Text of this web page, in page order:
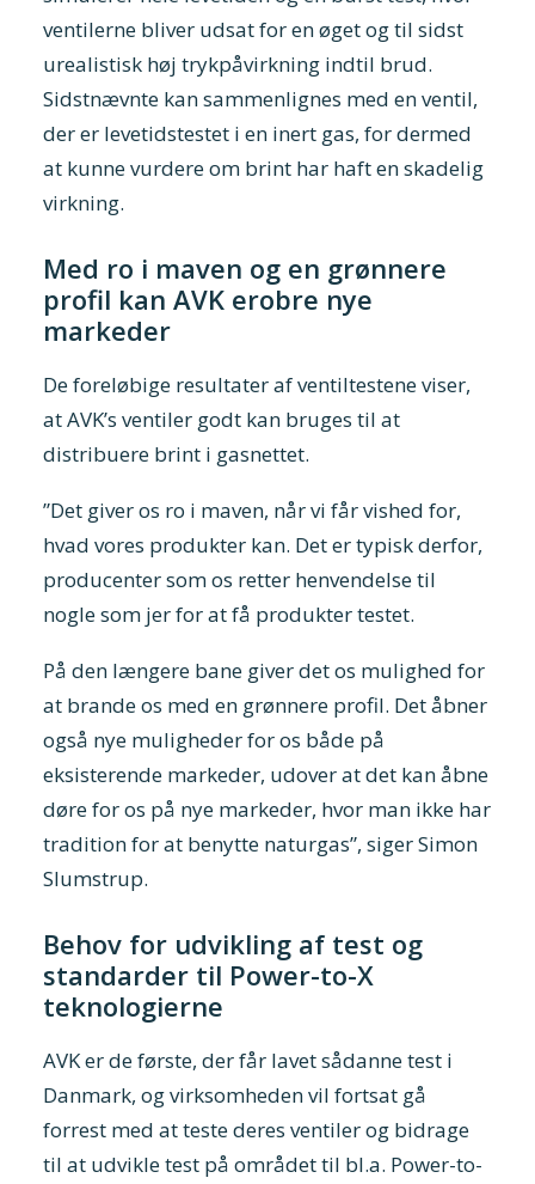
ventilerne bliver udsat for en øget og til sidst
urealistisk høj trykpåvirkning indtil brud.
Sidstnævnte kan sammenlignes med en ventil,
der er levetidstestet i en inert gas, for dermed
at kunne vurdere om brint har haft en skadelig
virkning.
Med ro i maven og en grønnere
profil kan AVK erobre nye
markeder
De foreløbige resultater af ventiltestene viser,
at AVK’s ventiler godt kan bruges til at
distribuere brint i gasnettet.
”Det giver os ro i maven, når vi får vished for,
hvad vores produkter kan. Det er typisk derfor,
producenter som os retter henvendelse til
nogle som jer for at få produkter testet.
På den længere bane giver det os mulighed for
at brande os med en grønnere profil. Det åbner
også nye muligheder for os både på
eksisterende markeder, udover at det kan åbne
døre for os på nye markeder, hvor man ikke har
tradition for at benytte naturgas”, siger Simon
Slumstrup.
Behov for udvikling af test og
standarder til Power-to-X
teknologierne
AVK er de første, der får lavet sådanne test i
Danmark, og virksomheden vil fortsat gå
forrest med at teste deres ventiler og bidrage
til at udvikle test på området til bl.a. Power-to-